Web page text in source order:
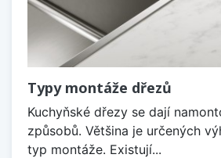
Typy montáže dřezů
Kuchyňské dřezy se dají
způsobů. Většina je určených
typ montáže. Existují...